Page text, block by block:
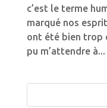
c’est le terme
marqué nos
ont été bien trop
pu m’attendre à...